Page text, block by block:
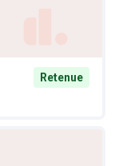
Retenue